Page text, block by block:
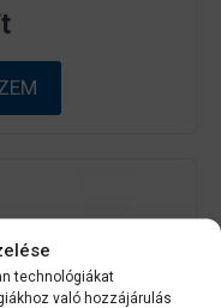
technológiákat
való hozzájárulás